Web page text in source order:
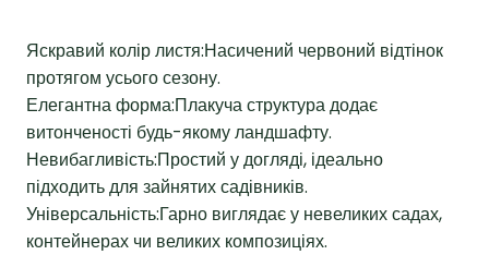
Яскравий колір листя:Насичений червоний відтінок
протягом усього сезону.
Елегантна форма:Плакуча структура додає
витонченості будь-якому ландшафту.
Невибагливість:Простий у догляді, ідеально
підходить для зайнятих садівників.
Універсальність:Гарно виглядає у невеликих садах,
контейнерах чи великих композиціях.